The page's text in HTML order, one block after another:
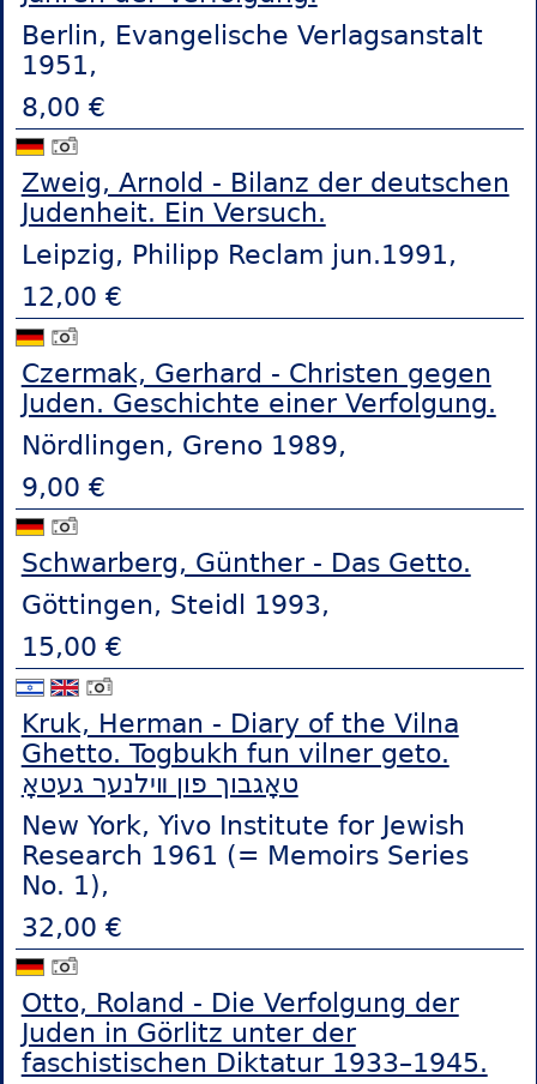
Berlin, Evangelische Verlagsanstalt
1951,
8,00 €
Zweig, Arnold - Bilanz der deutschen
Judenheit. Ein Versuch.
Leipzig, Philipp Reclam jun.1991,
12,00 €
Czermak, Gerhard - Christen gegen
Juden. Geschichte einer Verfolgung.
Nördlingen, Greno 1989,
9,00 €
Schwarberg, Günther - Das Getto.
Göttingen, Steidl 1993,
15,00 €
Kruk, Herman - Diary of the Vilna
Ghetto. Togbukh fun vilner geto.
טאָגבוך פון װילנער געטאָ
New York, Yivo Institute for Jewish
Research 1961 (= Memoirs Series
No. 1),
32,00 €
Otto, Roland - Die Verfolgung der
Juden in Görlitz unter der
faschistischen Diktatur 1933–1945.